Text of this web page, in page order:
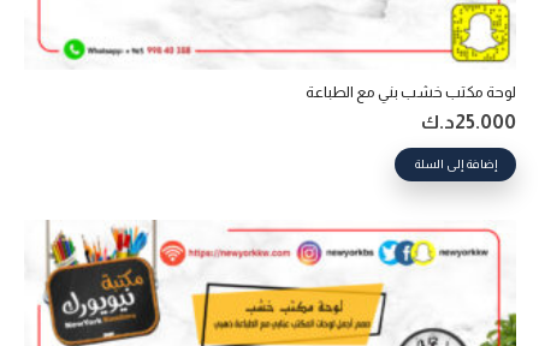
لوحة مكتب خشب بني مع الطباعة
25.000د.ك
إضافة إلى السلة